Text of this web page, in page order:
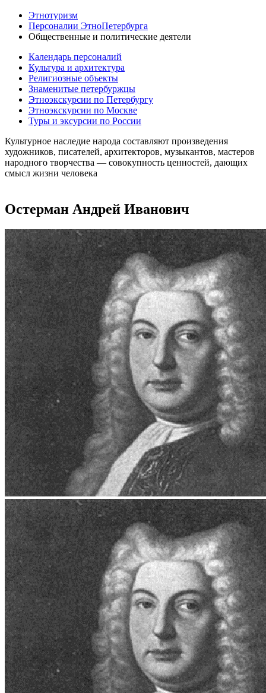
Этнотуризм
Персоналии ЭтноПетербурга
Общественные и политические деятели
Календарь персоналий
Культура и архитектура
Религиозные объекты
Знаменитые петербуржцы
Этноэкскурсии по Петербургу
Этноэкскурсии по Москве
Туры и эксурсии по России
Культурное наследие народа составляют произведения
художников, писателей, архитекторов, музыкантов, мастеров
народного творчества ― совокупность ценностей, дающих
смысл жизни человека
Остерман Андрей Иванович